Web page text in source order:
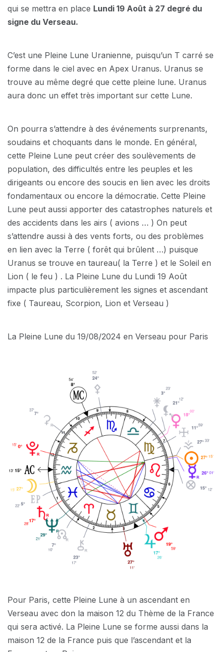
qui se mettra en place Lundi 19 Août à 27 degré du
signe du Verseau.
C’est une Pleine Lune Uranienne, puisqu’un T carré se
forme dans le ciel avec en Apex Uranus. Uranus se
trouve au même degré que cette pleine lune. Uranus
aura donc un effet très important sur cette Lune.
On pourra s’attendre à des événements surprenants,
soudains et choquants dans le monde. En général,
cette Pleine Lune peut créer des soulèvements de
population, des difficultés entre les peuples et les
dirigeants ou encore des soucis en lien avec les droits
fondamentaux ou encore la démocratie. Cette Pleine
Lune peut aussi apporter des catastrophes naturels et
des accidents dans les airs ( avions … ) On peut
s’attendre aussi à des vents forts, ou des problèmes
en lien avec la Terre ( forêt qui brûlent …) puisque
Uranus se trouve en taureau( la Terre ) et le Soleil en
Lion ( le feu ) . La Pleine Lune du Lundi 19 Août
impacte plus particulièrement les signes et ascendant
fixe ( Taureau, Scorpion, Lion et Verseau )
La Pleine Lune du 19/08/2024 en Verseau pour Paris
Pour Paris, cette Pleine Lune à un ascendant en
Verseau avec don la maison 12 du Thème de la France
qui sera activé. La Pleine Lune se forme aussi dans la
maison 12 de la France puis que l’ascendant et la